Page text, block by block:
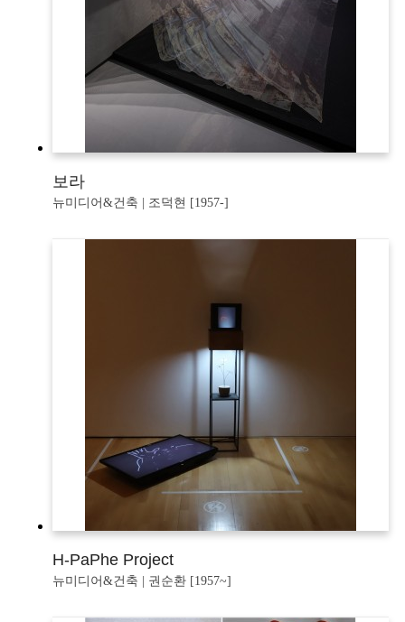
보라
뉴미디어&건축 | 조덕현 [1957-]
H-PaPhe Project
뉴미디어&건축 | 권순환 [1957~]